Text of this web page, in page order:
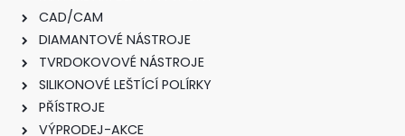
CAD/CAM
DIAMANTOVÉ NÁSTROJE
TVRDOKOVOVÉ NÁSTROJE
SILIKONOVÉ LEŠTÍCÍ POLÍRKY
PŘÍSTROJE
VÝPRODEJ-AKCE